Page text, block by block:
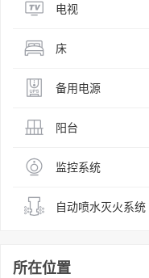
电视
床
备用电源
阳台
监控系统
自动喷水灭火系统
所在位置